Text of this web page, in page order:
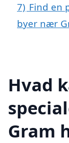
7) Find en
byer nær
Hvad
Gram